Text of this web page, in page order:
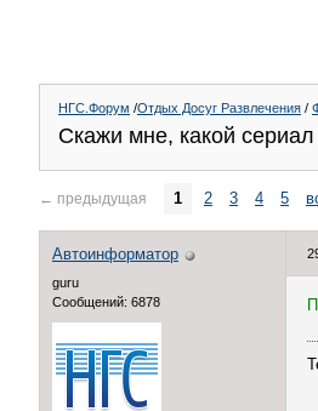
НГС.Форум /Отдых Досуг Развлечения /
Скажи мне, какой
← предыдущая 1 2 3 4 5
Автоинформатор
guru
Сообщений: 6878